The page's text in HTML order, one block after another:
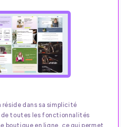
réside dans sa simplicité
toutes les fonctionnalités
boutique en ligne, ce qui permet